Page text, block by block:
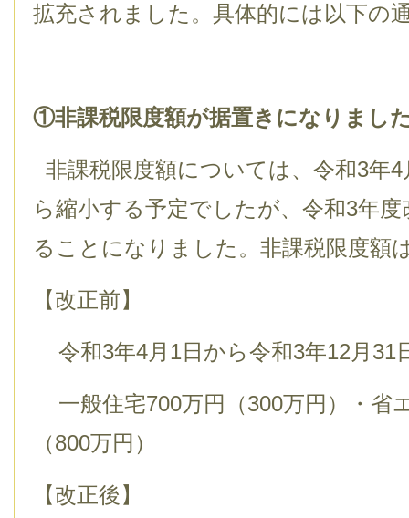
拡充されました。具体的には以下の
①非課税限度額が据置きになりまし
非課税限度額については、令和3年
ら縮小する予定でしたが、令和3年
ることになりました。非課税限度額
【改正前】
令和3年4月1日から令和3年12
一般住宅700万円（300万円）・省
（800万円）
【改正後】